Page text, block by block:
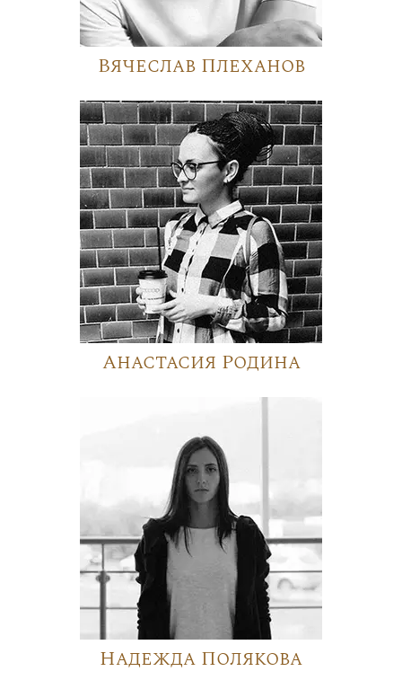
Вячеслав Плеханов
Анастасия Родина
Надежда Полякова